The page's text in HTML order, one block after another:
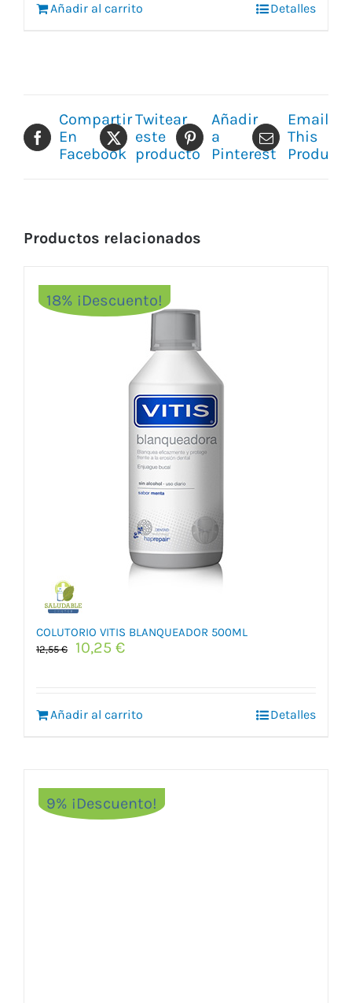
8,55 €.7,15 €.
Añadir al carrito Detalles
Compartir
En
Facebook
Twitear
este
producto
Añadir
a
Pinterest
Email
This
Product
Productos relacionados
18% ¡Descuento!
COLUTORIO VITIS BLANQUEADOR 500ML
12,55€
El
12,55 €.
10,25 €El
10,25 €.
Añadir al carrito Detalles
9% ¡Descuento!